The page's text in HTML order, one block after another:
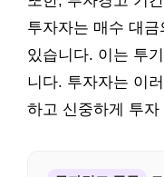
투자자는 매수 대
있습니다. 이는 투
니다. 투자자는 이
하고 신중하게 투